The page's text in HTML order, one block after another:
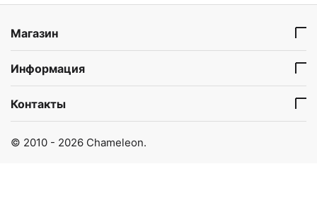
Магазин
Информация
Контакты
© 2010 - 2026 Chameleon.